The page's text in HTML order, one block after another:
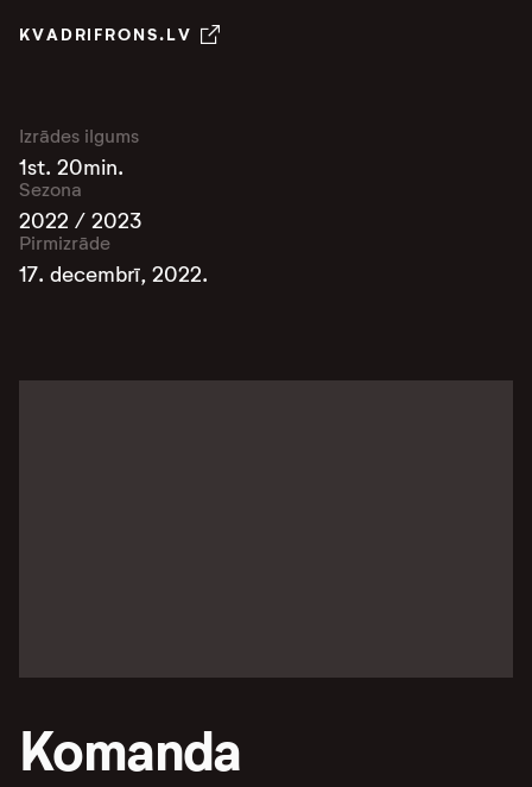
KVADRIFRONS.LV
Izrādes ilgums
1st. 20min.
Sezona
2022 / 2023
Pirmizrāde
17. decembrī, 2022.
Komanda